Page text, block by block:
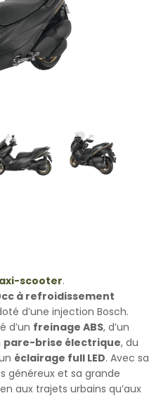
scooter.
à refroidissement
d’une injection Bosch.
d’un freinage ABS, d’un
pare-brise électrique, du
éclairage full LED. Avec sa
généreux et sa grande
aux trajets urbains qu’aux